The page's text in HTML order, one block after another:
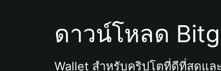
ดาวน์โหลด
Wallet สำหรับคริปโตที่ดีที่สุดแล